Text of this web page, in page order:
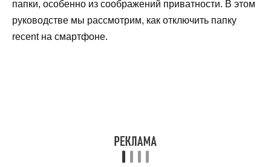
папки, особенно из соображений приватности. В этом
руководстве мы рассмотрим, как отключить папку
recent на смартфоне.